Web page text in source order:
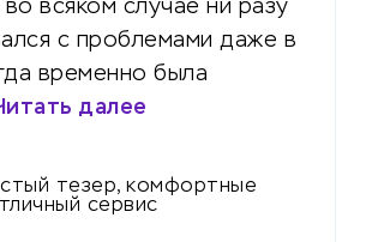
всяком случае ни разу
с проблемами даже в
временно была
далее
тезер, комфортные
сервис